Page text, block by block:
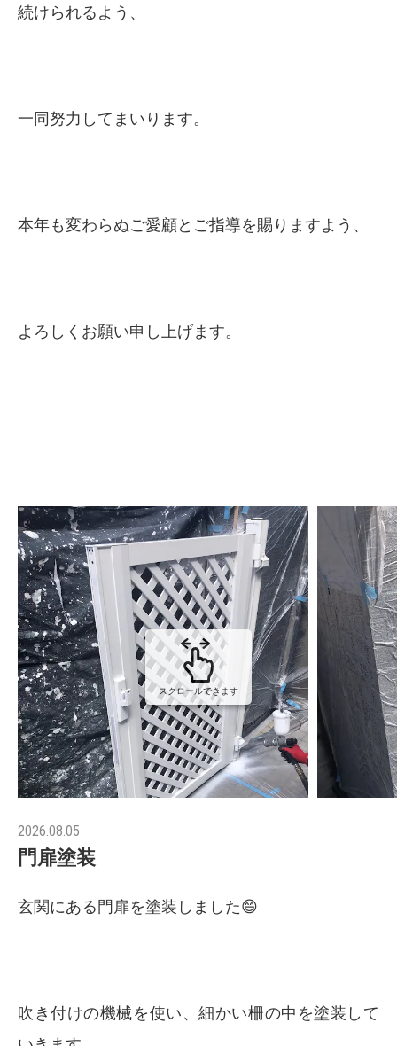
続けられるよう、
一同努力してまいります。
本年も変わらぬご愛顧とご指導を賜りますよう、
よろしくお願い申し上げます。
スクロールできます
2026.08.05
門扉塗装
玄関にある門扉を塗装しました😄
吹き付けの機械を使い、細かい柵の中を塗装して